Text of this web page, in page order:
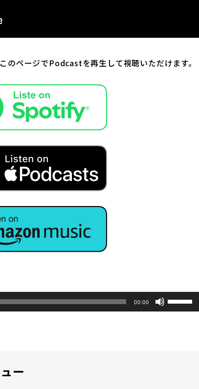
ページでPodcastを再生して視聴いただけます。
00:00
ボ
リ
ー